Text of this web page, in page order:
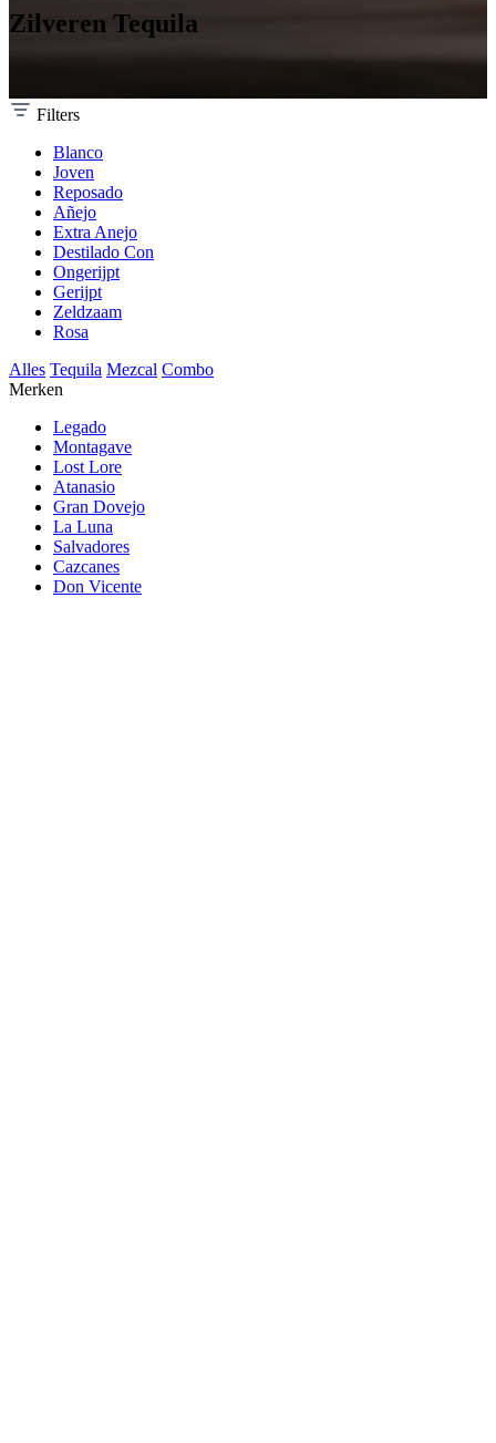
Zilveren Tequila
Filters
Blanco
Joven
Reposado
Añejo
Extra Anejo
Destilado Con
Ongerijpt
Gerijpt
Zeldzaam
Rosa
Alles Tequila Mezcal Combo
Merken
Legado
Montagave
Lost Lore
Atanasio
Gran Dovejo
La Luna
Salvadores
Cazcanes
Don Vicente